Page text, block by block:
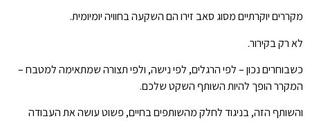
מקררים יוקרתיים מסוג סאב זירו הם השקעה בחוויה יומיומית.
לא רק בקירור.
כשבוחרים נכון – לפי הרגלים, לפי נישה, ולפי תצורה שמתאימה למטבח –
המקרר הופך להיות השותף השקט שלכם.
והשותף הזה, בניגוד לחלק מהשותפים בחיים, פשוט עושה את העבודה